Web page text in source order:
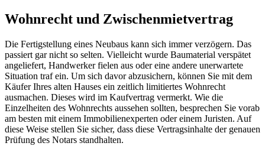
Wohnrecht und Zwischenmietvertrag
Die Fertigstellung eines Neubaus kann sich immer verzögern. Das
passiert gar nicht so selten. Vielleicht wurde Baumaterial verspätet
angeliefert, Handwerker fielen aus oder eine andere unerwartete
Situation traf ein. Um sich davor abzusichern, können Sie mit dem
Käufer Ihres alten Hauses ein zeitlich limitiertes Wohnrecht
ausmachen. Dieses wird im Kaufvertrag vermerkt. Wie die
Einzelheiten des Wohnrechts aussehen sollten, besprechen Sie vorab
am besten mit einem Immobilienexperten oder einem Juristen. Auf
diese Weise stellen Sie sicher, dass diese Vertragsinhalte der genauen
Prüfung des Notars standhalten.